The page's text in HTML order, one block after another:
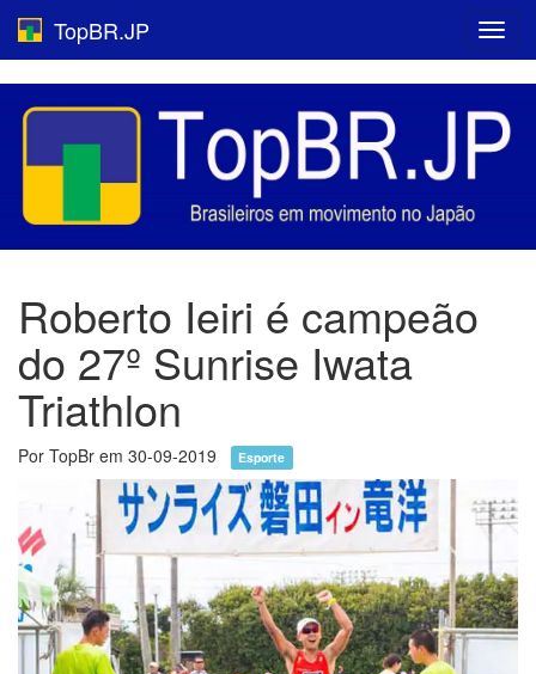
TopBR.JP
Roberto Ieiri é campeão
do 27º Sunrise Iwata
Triathlon
Por TopBr em 30-09-2019 Esporte